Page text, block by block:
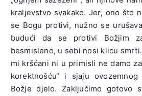
kraljevstvo svakako. Jer, ono što
se Bogu protivi, nužno se
budući da se protivi Božjim
besmisleno, u sebi nosi klicu
mi kršćani ni u primisli ne damo
korektnošću“ i sjaju
Božje djelo. Zaključimo gotovo